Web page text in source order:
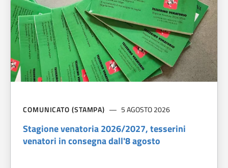
COMUNICATO (STAMPA) 5 AGOSTO 2026
Stagione venatoria 2026/2027, tesserini
venatori in consegna dall'8 agosto